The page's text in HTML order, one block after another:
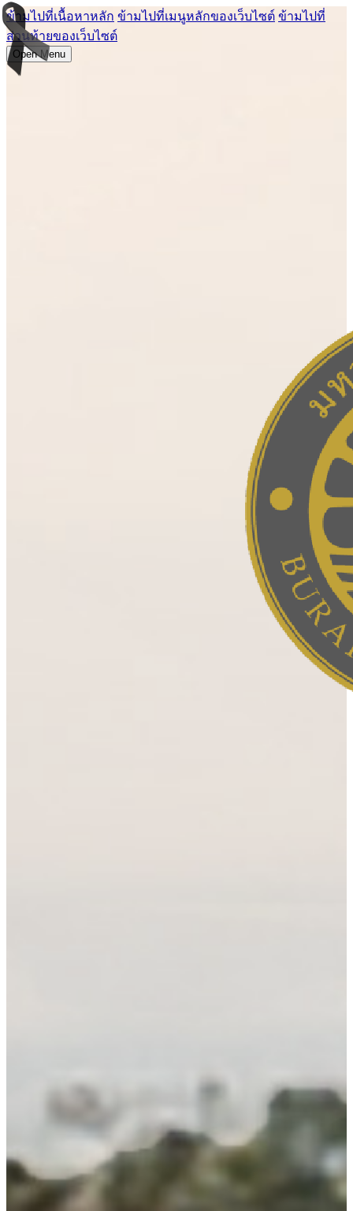
ข้ามไปที่เนื้อหาหลัก ข้ามไปที่เมนูหลักของเว็บไซต์ ข้ามไปที่
ส่วนท้ายของเว็บไซต์
Open Menu